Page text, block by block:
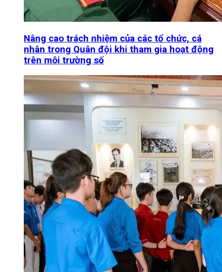
Nâng cao trách nhiệm của các tổ chức, cá
nhân trong Quân đội khi tham gia hoạt động
trên môi trường số